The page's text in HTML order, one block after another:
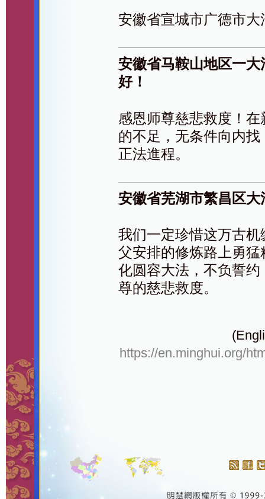
安徽省宣城市广德市大
安徽省马鞍山地区一
好！
感恩师尊慈悲救度！
的不足，无条件向内
正法進程。
安徽省芜湖市繁昌区
我们一定珍惜这万古
父安排的修炼路上勇
化圆容大法，不负誓
尊的慈悲救度。
https://en.minghui.org/